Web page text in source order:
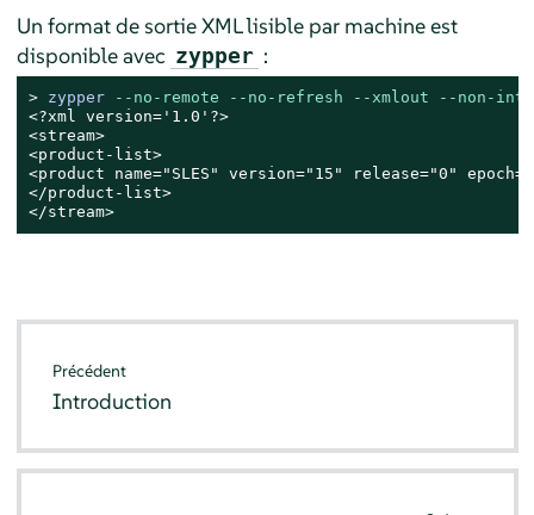
Un format de sortie XML lisible par machine est
disponible avec zypper :
> zypper --no-remote --no-refresh --xmlout
--non-
<?xml version='1.0'?>
<stream>
<product-list>
<product name="SLES" version="15" release="0"
</product-list>
</stream>
Précédent
Introduction